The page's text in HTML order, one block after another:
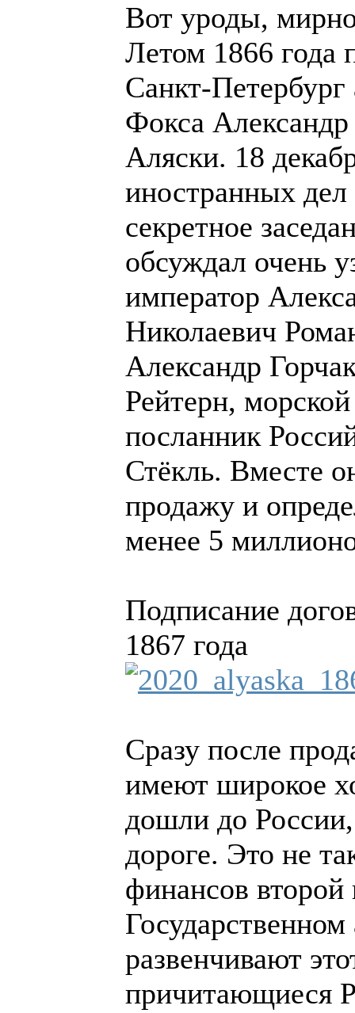
Вот уроды,
Летом 1866 года
Санкт-Петербург
Фокса
Аляски. 18
иностранных
секретное
обсуждал очень
император
Николаевич
Александр
Рейтерн,
посланник
Стёкль. Вместе
продажу и
менее 5
Подписание
1867 года
Сразу после
имеют широкое
дошли до
дороге. Это не
финансов
развенчивают
причитающиеся